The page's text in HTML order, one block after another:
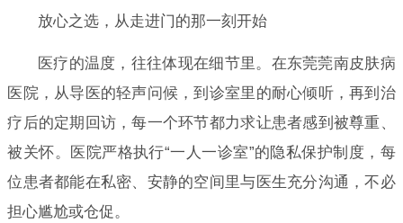
放心之选，从走进门的那一刻开始
医疗的温度，往往体现在细节里。在东莞莞南皮肤病
医院，从导医的轻声问候，到诊室里的耐心倾听，再到治
疗后的定期回访，每一个环节都力求让患者感到被尊重、
被关怀。医院严格执行“一人一诊室”的隐私保护制度，每
位患者都能在私密、安静的空间里与医生充分沟通，不必
担心尴尬或仓促。